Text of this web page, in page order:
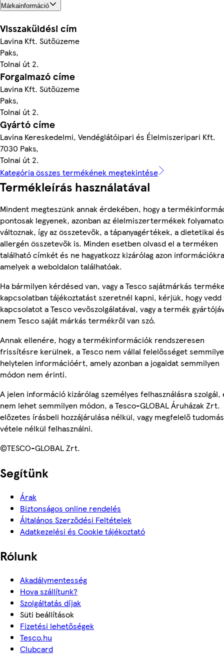
Márkainformáció
Visszaküldési cím
Lavina Kft. Sütőüzeme
Paks,
Tolnai út 2.
Forgalmazó címe
Lavina Kft. Sütőüzeme
Paks,
Tolnai út 2.
Gyártó címe
Lavina Kereskedelmi, Vendéglátóipari és Élelmiszeripari Kft.
7030 Paks,
Tolnai út 2.
Kategória összes termékének megtekintése
Termékleírás használatával
Mindent megteszünk annak érdekében, hogy a
pontosak legyenek, azonban az élelmiszertermékek
változnak, így az összetevők, a tápanyagértékek, a dietetikai és
allergén összetevők is. Minden esetben olvasd el a terméken
található címkét és ne hagyatkozz kizárólag azon
amelyek a weboldalon találhatóak.
Ha bármilyen kérdésed van, vagy a Tesco sajátmárkás
kapcsolatban tájékoztatást szeretnél kapni, kérjük, hogy vedd
kapcsolatot a Tesco vevőszolgálatával, vagy a termék
nem Tesco saját márkás termékről van szó.
Annak ellenére, hogy a termékinformációk rendszeresen
frissítésre kerülnek, a Tesco nem vállal felelősséget
helytelen információért, amely azonban a jogaidat semmilyen
módon nem érinti.
A jelen információ kizárólag személyes felhasználásra szolgál,
nem lehet semmilyen módon, a Tesco-GLOBAL Áruházak Zrt.
előzetes írásbeli hozzájárulása nélkül, vagy megfelelő
vétele nélkül felhasználni.
©TESCO-GLOBAL Zrt.
Segítünk
Árak
Biztonságos online rendelés
Általános Szerződési Feltételek
Adatkezelési és Cookie tájékoztató
Rólunk
Akadálymentesség
Hova szállítunk?
Szolgáltatás díjak
Süti beállítások
Fizetési lehetőségek
Tesco.hu
Clubcard